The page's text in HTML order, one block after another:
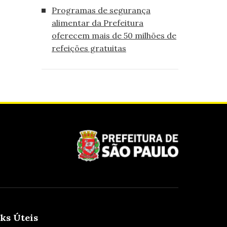
Programas de segurança
alimentar da Prefeitura
oferecem mais de 50 milhões de
refeições gratuitas
Úteis